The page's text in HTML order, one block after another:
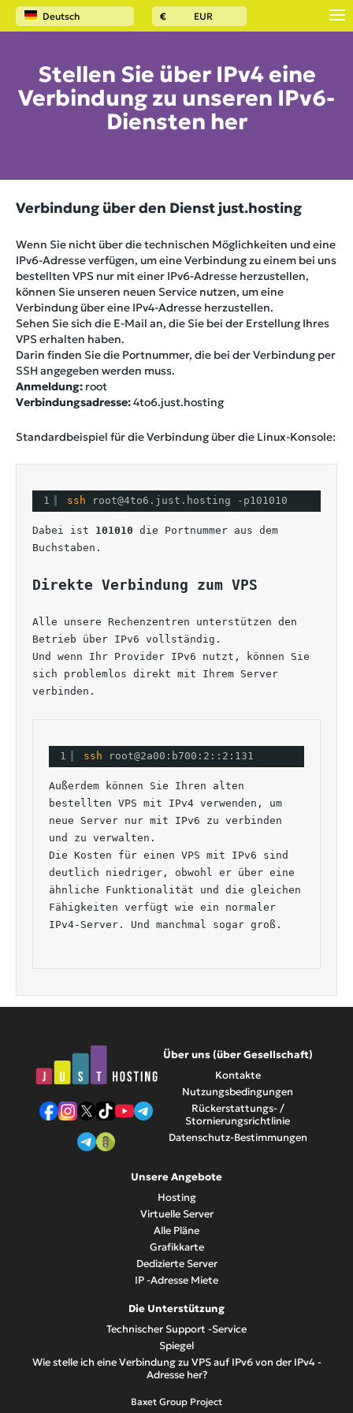
Deutsch € EUR
Stellen Sie über IPv4 eine
Verbindung zu unseren IPv6-
Diensten her
Verbindung über den Dienst just.hosting
Wenn Sie nicht über die technischen Möglichkeiten und eine
IPv6-Adresse verfügen, um eine Verbindung zu einem bei uns
bestellten VPS nur mit einer IPv6-Adresse herzustellen,
können Sie unseren neuen Service nutzen, um eine
Verbindung über eine IPv4-Adresse herzustellen.
Sehen Sie sich die E-Mail an, die Sie bei der Erstellung Ihres
VPS erhalten haben.
Darin finden Sie die Portnummer, die bei der Verbindung per
SSH angegeben werden muss.
Anmeldung: root
Verbindungsadresse:4to6.just.hosting
Standardbeispiel für die Verbindung über die Linux-Konsole:
1 ssh root@4to6.just.hosting -p101010
Dabei ist 101010 die Portnummer aus dem
Buchstaben.
Direkte Verbindung zum VPS
Alle unsere Rechenzentren unterstützen den
Betrieb über IPv6 vollständig.
Und wenn Ihr Provider IPv6 nutzt, können Sie
sich problemlos direkt mit Ihrem Server
verbinden.
1 ssh root@2a00:b700:2::2:131
Außerdem können Sie Ihren alten
bestellten VPS mit IPv4 verwenden, um
neue Server nur mit IPv6 zu verbinden
und zu verwalten.
Die Kosten für einen VPS mit IPv6 sind
deutlich niedriger, obwohl er über eine
ähnliche Funktionalität und die gleichen
Fähigkeiten verfügt wie ein normaler
IPv4-Server. Und manchmal sogar groß.
Über uns (über Gesellschaft)
Kontakte
Nutzungsbedingungen
Rückerstattungs- /
Stornierungsrichtlinie
Datenschutz-Bestimmungen
Unsere Angebote
Hosting
Virtuelle Server
Alle Pläne
Grafikkarte
Dedizierte Server
IP -Adresse Miete
Die Unterstützung
Technischer Support -Service
Spiegel
Wie stelle ich eine Verbindung zu VPS auf IPv6 von der IPv4 -
Adresse her?
Baxet Group Project